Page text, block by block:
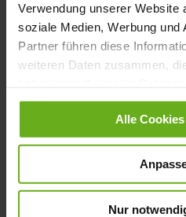
Verwendung unserer Website
soziale Medien, Werbung und
Partner führen diese
weiteren Daten zusammen,
gesammelt haben.
Alle
Nur
Size & Width
Customer account